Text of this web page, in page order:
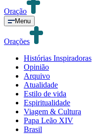
Oração
Menu
Orações
Histórias Inspiradoras
Opinião
Arquivo
Atualidade
Estilo de vida
Espiritualidade
Viagem & Cultura
Papa Leão XIV
Brasil